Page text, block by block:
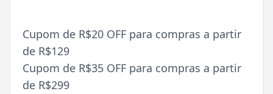
Cupom de R$20 OFF para compras a partir
de R$129
Cupom de R$35 OFF para compras a partir
de R$299